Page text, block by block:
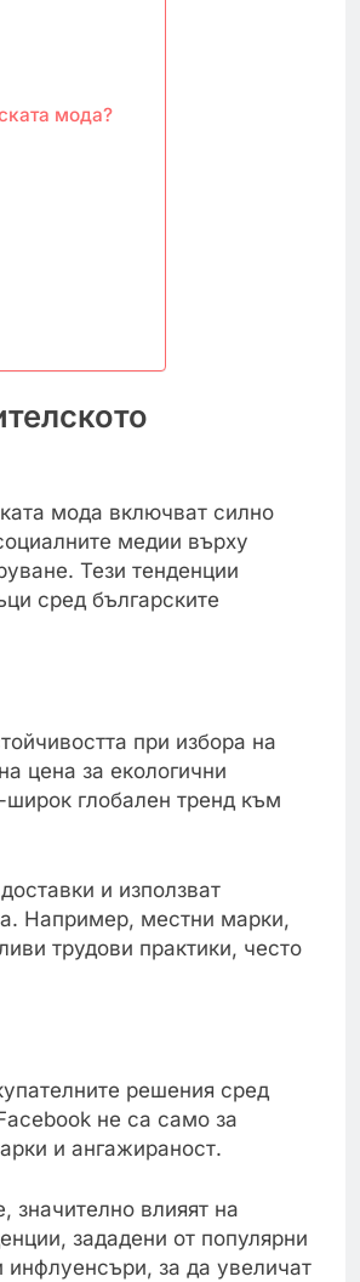
мода?
мода включват силно
медии върху
Тези тенденции
сред българските
при избора на
цена за екологични
широк глобален тренд към
и използват
Например, местни марки,
трудови практики, често
решения сред
не са само за
и ангажираност.
значително влияят на
зададени от популярни
инфлуенсъри, за да увеличат